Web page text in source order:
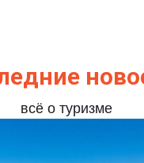
всё о туризме